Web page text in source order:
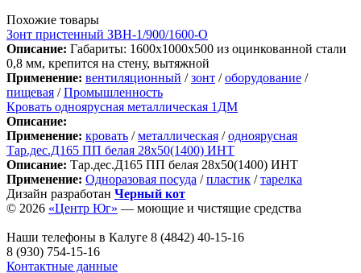
Похожие товары
Зонт пристенный ЗВН-1/900/1600-О
Описание: Габариты: 1600х1000х500 из оцинкованной стали
0,8 мм, крепится на стену, вытяжной
Применение: вентиляционный /зонт /оборудование /
пищевая /Промышленность
Кровать одноярусная металлическая 1ДМ
Описание:
Применение: кровать /металлическая /одноярусная
Тар.дес.Д165 ПП белая 28х50(1400) ИНТ
Описание: Тар.дес.Д165 ПП белая 28х50(1400) ИНТ
Применение: Одноразовая посуда /пластик /тарелка
Дизайн разработан Черный кот
© 2026 «Центр Юг» — моющие и чистящие средства
Наши телефоны в Калуге 8 (4842) 40-15-16
8 (930) 754-15-16
Контактные данные